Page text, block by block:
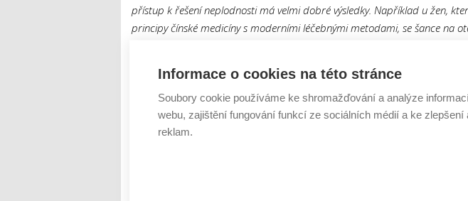
přístup k řešení neplodnosti má velmi dobré výsledky. Například u žen,
principy čínské medicíny s moderními léčebnými metodami, se šance na
Nezapomeňte na sebe a svůj vztah
Když se sen o dítěti nedaří naplnit, může to ovlivnit nejen vás
Informace o cookies na této stránce
Soubory cookie používáme ke shromažďování a analýze
webu, zajištění fungování funkcí ze sociálních médií a ke zlepšení
reklam.